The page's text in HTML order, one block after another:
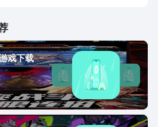
大乱斗玩法里面选择三名角色代替自己
说一场游戏当中，玩家们最多可以体验
色带来的游戏魅力，除了这种大乱斗玩法
设了许多像是匹配赛玩法以及排位赛玩
及各种冒险赛玩法都是十分齐全并且多
玩法，这种冒险模式是增加了剧情走
的玩法更是能够帮助玩家们在疲惫之余
深刻的了解王者峡谷的世界观。同时还有
置的非常好，玩家们所熟知的铭文系统
戏下载